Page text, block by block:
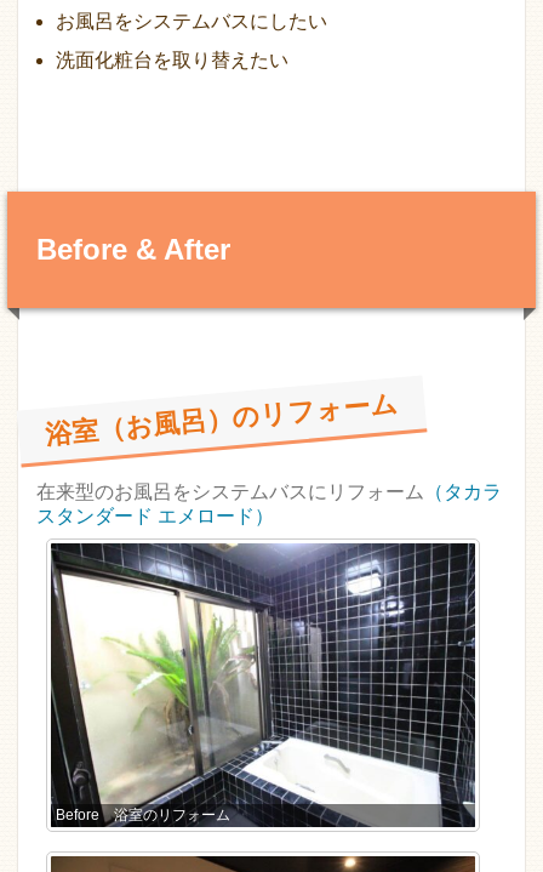
お風呂をシステムバスにしたい
洗面化粧台を取り替えたい
Before & After
浴室（お風呂）のリフォーム
在来型のお風呂をシステムバスにリフォーム
（タカラ
スタンダード エメロード）
Before 浴室のリフォーム